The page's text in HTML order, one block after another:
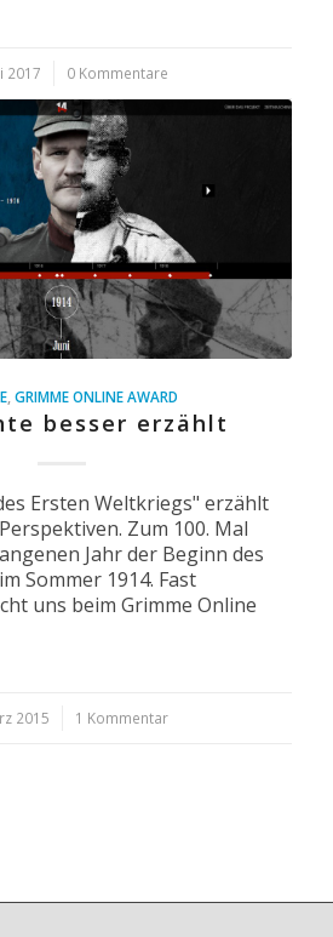
2017 0 Kommentare
, GRIMME ONLINE AWARD
besser erzählt
Ersten Weltkriegs" erzählt
Zum 100. Mal
Jahr der Beginn des
Sommer 1914. Fast
uns beim Grimme Online
2015 1 Kommentar